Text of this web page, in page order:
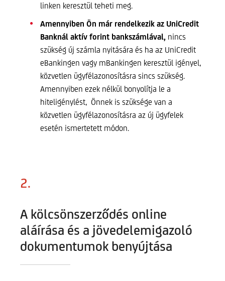
linken keresztül teheti meg.
Amennyiben Ön már rendelkezik az UniCredit
Banknál aktív forint bankszámlával, nincs
szükség új számla nyitására és ha az UniCredit
eBankingen vagy mBankingen keresztül igényel,
közvetlen ügyfélazonosításra sincs szükség.
Amennyiben ezek nélkül bonyolítja le a
hiteligénylést, Önnek is szüksége van a
közvetlen ügyfélazonosításra az új ügyfelek
esetén ismertetett módon.
2.
A kölcsönszerződés online
aláírása és a jövedelemigazoló
dokumentumok benyújtása